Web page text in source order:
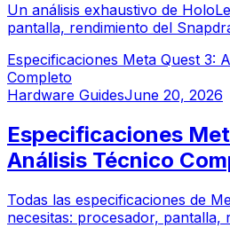
Un análisis exhaustivo de
pantalla, rendimiento del
empresarial en 2026.
Especificaciones Meta Quest 3:
Completo
Hardware GuidesJune 20, 2026
Especificaciones
Análisis Técnico
Todas las especificaciones de
necesitas: procesador, pantalla,